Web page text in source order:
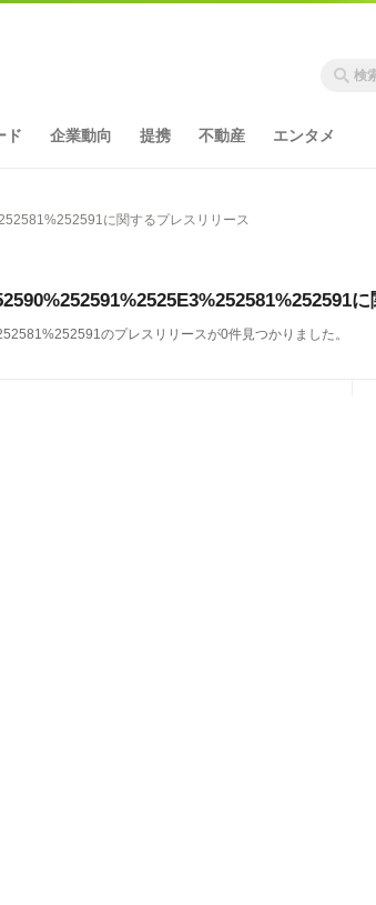
ド 企業動向 提携 不動産 エンタメ
に関するプレスリリース
のプレスリリースが0件見つかりました。